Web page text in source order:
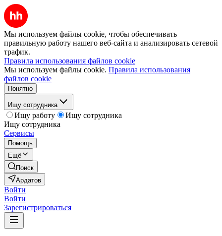
Мы используем файлы cookie, чтобы обеспечивать
правильную работу нашего веб-сайта и анализировать сетевой
трафик.
Правила использования файлов cookie
Мы используем файлы cookie. Правила использования
файлов cookie
Понятно
Ищу сотрудника
Ищу работу
Ищу сотрудника
Ищу сотрудника
Сервисы
Помощь
Ещё
Поиск
Ардатов
Войти
Войти
Зарегистрироваться